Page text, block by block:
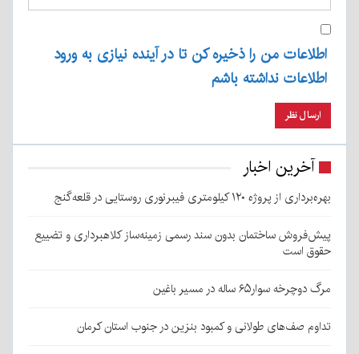
اطلاعات من را ذخیره کن تا در آینده نیازی به ورود
اطلاعات نداشته باشم
آخرین اخبار
بهره‌برداری از پروژه ۱۲۰ کیلومتری فیبرنوری روستایی در قلعه‌گنج
پیش‌فروش ساختمان بدون سند رسمی زمینه‌ساز کلاهبرداری و تضییع
حقوق است
مرگ دوچرخه سوار۶۵ ساله در مسیر باغین
تداوم صف‌های طولانی و کمبود بنزین در جنوب استان کرمان